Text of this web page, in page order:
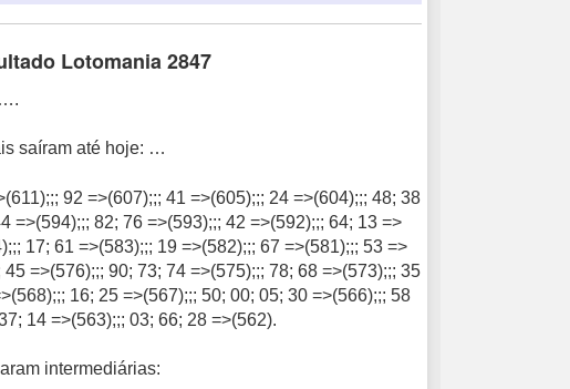
Lotomania 2847
saíram até hoje: …
92 =>(607);;; 41 =>(605);;; 24 =>(604);;; 48; 38
=>(594);;; 82; 76 =>(593);;; 42 =>(592);;; 64; 13 =>
17; 61 =>(583);;; 19 =>(582);;; 67 =>(581);;; 53 =>
=>(576);;; 90; 73; 74 =>(575);;; 78; 68 =>(573);;; 35
16; 25 =>(567);;; 50; 00; 05; 30 =>(566);;; 58
14 =>(563);;; 03; 66; 28 =>(562).
intermediárias: